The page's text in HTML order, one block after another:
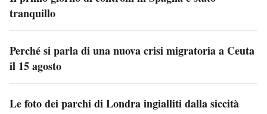
tranquillo
Perché si parla di una nuova crisi migratoria a Ceuta
il 15 agosto
Le foto dei parchi di Londra ingialliti dalla siccità